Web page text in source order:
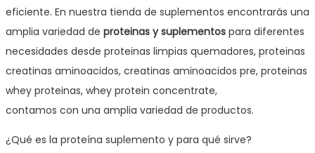
eficiente. En nuestra tienda de suplementos encontrarás una
amplia variedad de proteinas y suplementos para diferentes
necesidades desde proteinas limpias quemadores, proteinas
creatinas aminoacidos, creatinas aminoacidos pre, proteinas
whey proteinas, whey protein concentrate,
contamos con una amplia variedad de productos.
¿Qué es la proteína suplemento y para qué sirve?